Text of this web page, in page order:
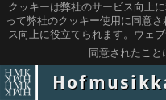
クッキーは弊社のサービス向上
って弊社のクッキー使用に同意さ
ス向上に役立てられます。ウェ
同意されたこと